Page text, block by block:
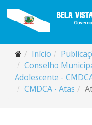
Início
Conselho
Adolescente -
CMDCA - Atas